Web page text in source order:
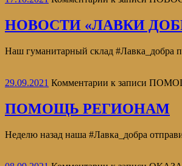
НОВОСТИ «ЛАВКИ
Наш гуманитарный склад #Лавка_добра
29.09.2021 Комментарии к записи
ПОМОЩЬ РЕГИОНАМ
Неделю назад наша #Лавка_добра